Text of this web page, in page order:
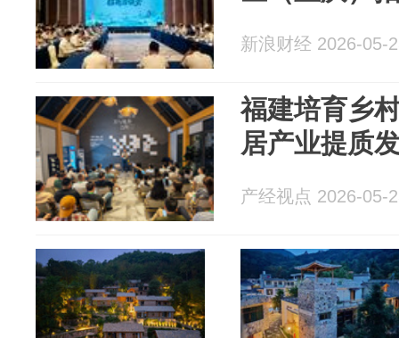
新浪财经 2026-05-
福建培育乡
居产业提质
产经视点 2026-05-